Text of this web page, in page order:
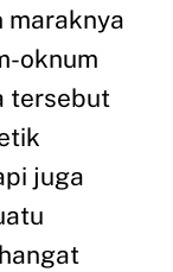
maraknya
oknum
tersebut
juga